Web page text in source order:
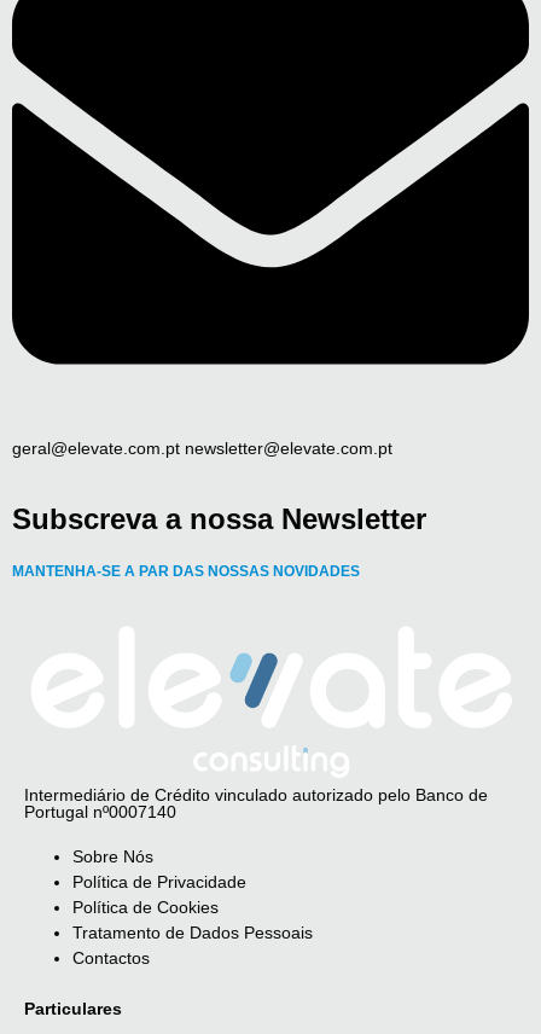
geral@elevate.com.pt newsletter@elevate.com.pt
Subscreva a nossa Newsletter
MANTENHA-SE A PAR DAS NOSSAS NOVIDADES
Intermediário de Crédito vinculado autorizado pelo Banco de
Portugal nº0007140
Sobre Nós
Política de Privacidade
Política de Cookies
Tratamento de Dados Pessoais
Contactos
Particulares